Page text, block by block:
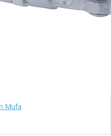
Mufa